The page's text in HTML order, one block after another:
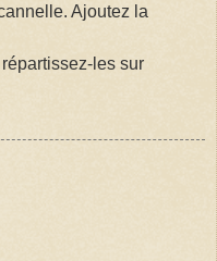
Ajoutez la
les sur